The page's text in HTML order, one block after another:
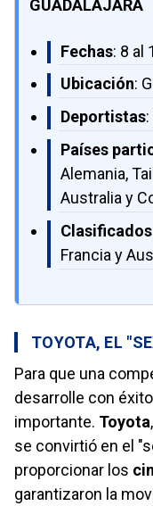
GUADALAJARA
Fechas: 8 al
Ubicación:
Deportistas
Países
Alemania,
Australia y
Francia y
TOYOTA, EL
Para que una
desarrolle con
importante. Toyota
se convirtió en el
proporcionar los
garantizaron la